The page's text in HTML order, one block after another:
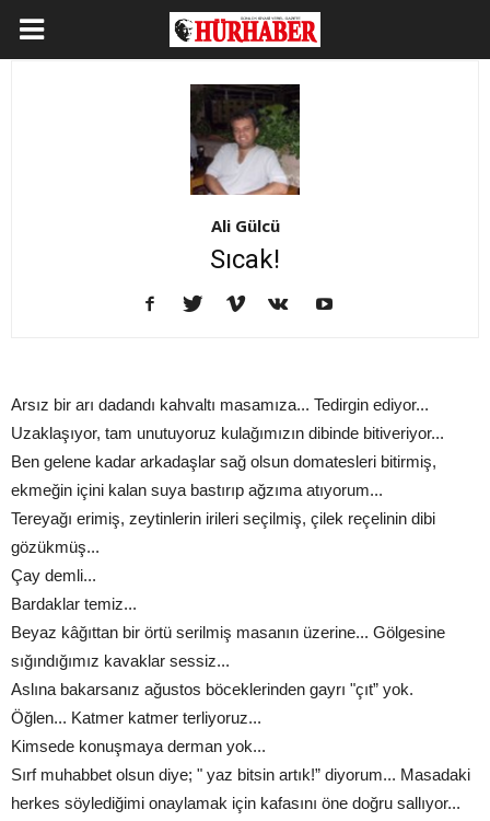
Ali Gülcü
Sıcak!
Arsız bir arı dadandı kahvaltı masamıza... Tedirgin ediyor...
Uzaklaşıyor, tam unutuyoruz kulağımızın dibinde bitiveriyor...
Ben gelene kadar arkadaşlar sağ olsun domatesleri bitirmiş,
ekmeğin içini kalan suya bastırıp ağzıma atıyorum...
Tereyağı erimiş, zeytinlerin irileri seçilmiş, çilek reçelinin dibi
gözükmüş...
Çay demli...
Bardaklar temiz...
Beyaz kâğıttan bir örtü serilmiş masanın üzerine... Gölgesine
sığındığımız kavaklar sessiz...
Aslına bakarsanız ağustos böceklerinden gayrı "çıt” yok.
Öğlen... Katmer katmer terliyoruz...
Kimsede konuşmaya derman yok...
Sırf muhabbet olsun diye; " yaz bitsin artık!” diyorum... Masadaki
herkes söylediğimi onaylamak için kafasını öne doğru sallıyor...